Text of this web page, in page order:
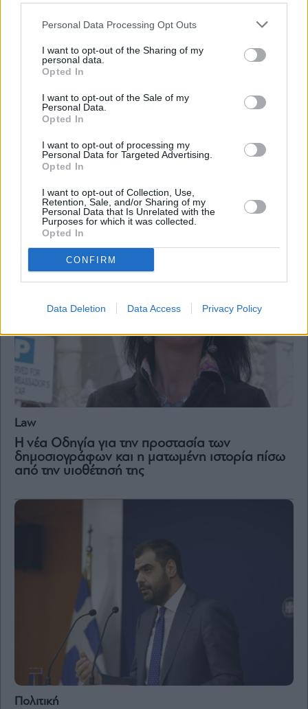
Personal Data Processing Opt Outs
I want to opt-out of the Sharing of my
personal data.
Opted In
I want to opt-out of the Sale of my
Personal Data.
Opted In
I want to opt-out of processing my
Personal Data for Targeted Advertising.
Opted In
I want to opt-out of Collection, Use,
Retention, Sale, and/or Sharing of my
Personal Data that Is Unrelated with the
Purposes for which it was collected.
Opted In
CONFIRM
Data Deletion Data Access Privacy Policy
Media
Γαλλία: Συμφωνία στην εφημερίδα Le Monde
για την καταβολή του 25% των πνευματικών
δικαιωμάτων στους δημοσιογράφους
Law
Η νέα Οδηγία για την προστασία των
δημοσιογράφων και η ματωμένη ιστορία πίσω
από την υιοθέτησή της
Πολιτική